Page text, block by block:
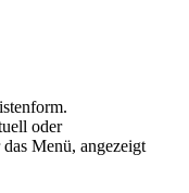
oder
Menü, angezeigt